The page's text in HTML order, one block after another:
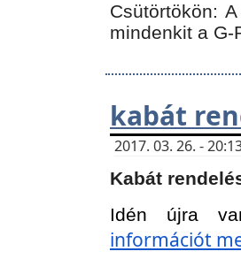
Csütörtökön:A
mindenkit a G-
kabát
2017. 03. 26. -
Kabát
Idén újra
információt